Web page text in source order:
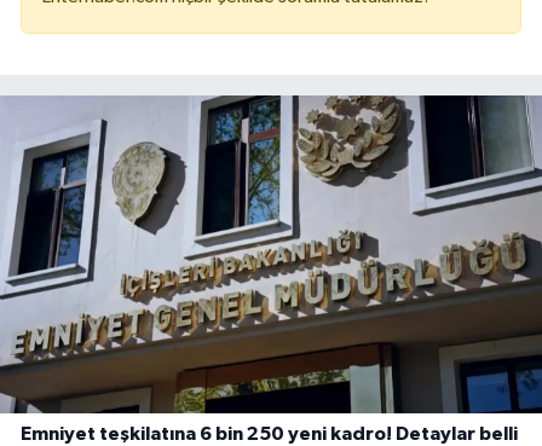
Emniyet teşkilatına 6 bin 250 yeni kadro! Detaylar belli